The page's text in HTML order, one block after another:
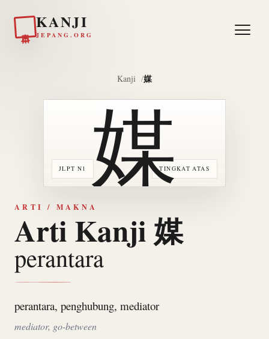
KANJI
JEPANG.ORG
Kanji 媒
JLPT N1 TINGKAT ATAS
媒
ARTI / MAKNA
Arti Kanji 媒
perantara
perantara, penghubung, mediator
mediator, go-between